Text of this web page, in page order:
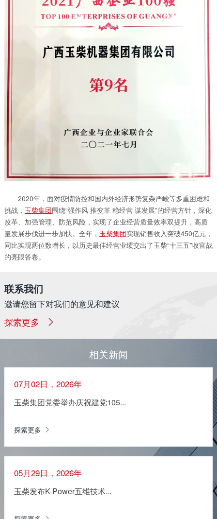
2020年，面对疫情防控和国内外经济形势复杂严峻等多重困难和
挑战， 玉柴集团围绕“强作风 推变革 稳经营 谋发展”的经营方针，深化
改革、加强管理、防范风险，实现了企业经营质量效率双提升，高质
量发展步伐进一步加快。全年， 玉柴集团实现销售收入突破450亿元，
同比实现两位数增长，以历史最佳经营业绩交出了玉柴“十三五”收官战
的亮眼答卷。
联系我们
邀请您留下对我们的意见和建议
探索更多
相关新闻
07月02日，2026年
玉柴集团党委举办庆祝建党105...
探索更多
05月29日，2026年
玉柴发布K-Power五维技术...